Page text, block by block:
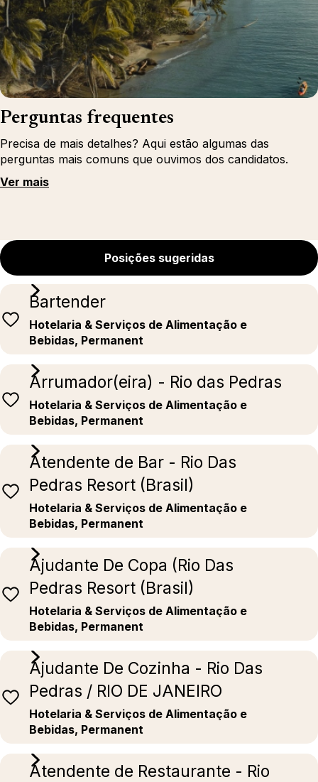
Perguntas frequentes
Precisa de mais detalhes? Aqui estão algumas das
perguntas mais comuns que ouvimos dos candidatos.
Ver mais
Posições sugeridas
Bartender
Hotelaria & Serviços de Alimentação e
Bebidas, Permanent
Arrumador(eira) - Rio das Pedras
Hotelaria & Serviços de Alimentação e
Bebidas, Permanent
Atendente de Bar - Rio Das
Pedras Resort (Brasil)
Hotelaria & Serviços de Alimentação e
Bebidas, Permanent
Ajudante De Copa (Rio Das
Pedras Resort (Brasil)
Hotelaria & Serviços de Alimentação e
Bebidas, Permanent
Ajudante De Cozinha - Rio Das
Pedras / RIO DE JANEIRO
Hotelaria & Serviços de Alimentação e
Bebidas, Permanent
Atendente de Restaurante - Rio